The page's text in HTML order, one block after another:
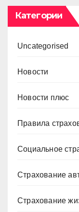
Категории
Uncategorised
Новости
Новости плюс
Правила
Социальное
Страхование
Страхование